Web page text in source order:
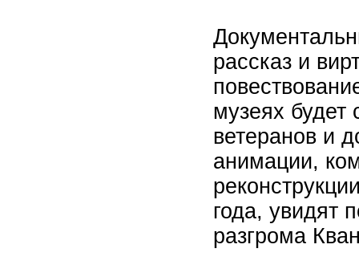
рассказ и
музеях будет
ветеранов и
анимации,
года, увидят
разгрома